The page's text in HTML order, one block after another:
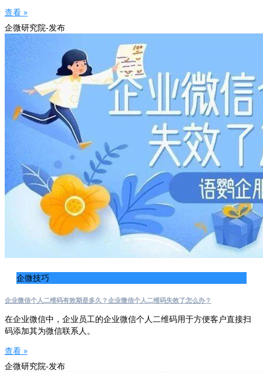
查看 »
企微研究院-发布
企微技巧
企业微信个人二维码有效期是多久？企业微信个人二维码失效了怎么办？
在企业微信中，企业员工的企业微信个人二维码用于方便客户直接扫
码添加其为微信联系人。
查看 »
企微研究院-发布